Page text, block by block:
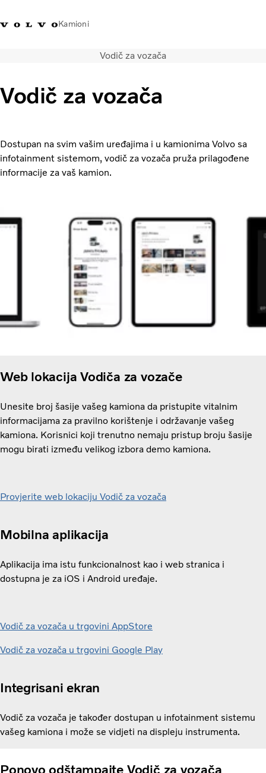
Kamioni
Prodavaonica Volvo Trucks
Kampanje
Usluge
Lokator distributera
Volvo Truck Builder
Kontaktirajte nas
Vodič za vozača
Vodič za vozača
Dostupan na svim vašim uređajima i u kamionima Volvo sa
infotainment sistemom, vodič za vozača pruža prilagođene
informacije za vaš kamion.
Web lokacija Vodiča za vozače
Unesite broj šasije vašeg kamiona da pristupite vitalnim
informacijama za pravilno korištenje i održavanje vašeg
kamiona. Korisnici koji trenutno nemaju pristup broju šasije
mogu birati između velikog izbora demo kamiona.
Provjerite web lokaciju Vodič za vozača
Mobilna aplikacija
Aplikacija ima istu funkcionalnost kao i web stranica i
dostupna je za iOS i Android uređaje.
Vodič za vozača u trgovini AppStore
Vodič za vozača u trgovini Google Play
Integrisani ekran
Vodič za vozača je također dostupan u infotainment sistemu
vašeg kamiona i može se vidjeti na displeju instrumenta.
Ponovo odštampajte Vodič za vozača